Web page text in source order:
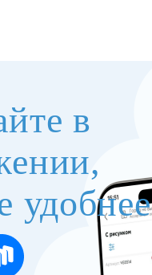
в
удобнее